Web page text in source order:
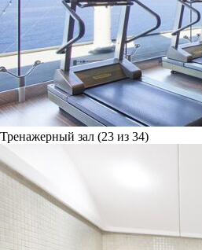
Тренажерный зал (23 из 34)